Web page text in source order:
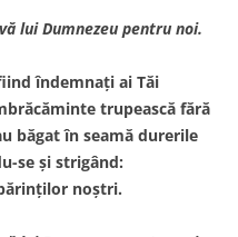
lui Dumnezeu pentru noi.
îndemnaţi ai Tăi
trupească fără
băgat în seamă durerile
se şi strigând:
noştri.